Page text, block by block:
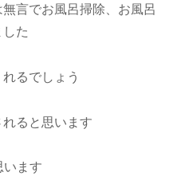
言でお風呂掃除、お風呂
た
るでしょう
ると思います
います